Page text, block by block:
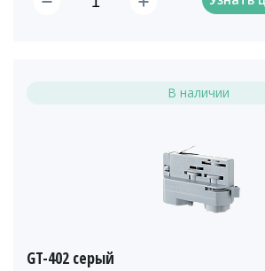
В наличии
GT-402 серый